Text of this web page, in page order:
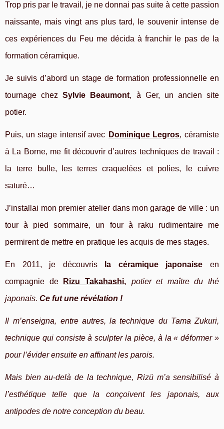
Trop pris par le travail, je ne donnai pas suite à cette passion
naissante, maisvingt ans plus tard, le souvenir intense de
ces expériences du Feu me décida à franchir le pas de la
formation céramique.
Je suivis d’abord un stage de formation professionnelle en
tournage chezSylvie Beaumont, à Ger, un ancien site
potier.
Puis, un stage intensif avec Dominique Legros, céramiste
à La Borne, me fit découvrir d’autres techniques de travail :
la terre bulle, les terres craquelées et polies, le cuivre
saturé…
J’installai mon premier atelier dans mon garage de ville: un
tour à pied sommaire, un four à raku rudimentaire me
permirent de mettre en pratique les acquis de mes stages.
En 2011, je découvris la céramique japonaise en
compagnie de
Rizu Takahashi,
potier et maître du thé
japonais. Ce fut une révélation !
Il m’enseigna, entre autres, la technique du Tama Zukuri,
technique qui consiste à sculpter la pièce, à la « déformer »
pour l’évider ensuite en affinant les parois.
Mais bien au-delà de la technique, Rizü m’a sensibilisé à
l’esthétique telle que la conçoivent les japonais, aux
antipodes de notre conception du beau.